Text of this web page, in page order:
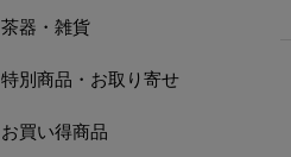
茶器・雑貨
特別商品・お取り寄せ
お買い得商品